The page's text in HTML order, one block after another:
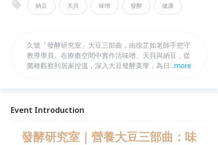
納豆 天貝 味噌 發酵 健康
久號「發酵研究室」大豆三部曲，由徐芷如老師手把守
教導學員。在療癒空間中實作活味噌、天貝與納豆，從
菌種觀察到居家控溫，深入大豆發酵美學，為日常餐桌
...more
Event Introduction
發酵研究室｜營養大豆三部曲：味